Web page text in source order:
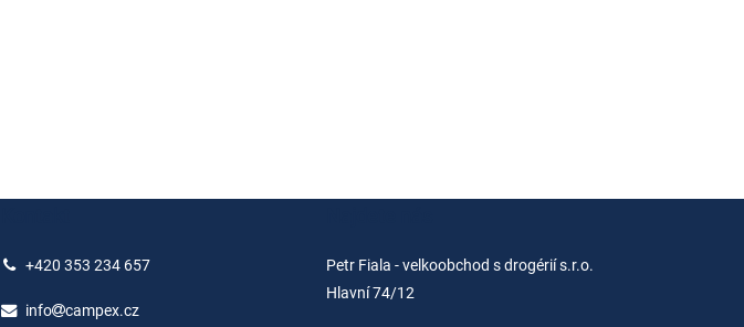
+420 353 234 657
info campex.cz
Petr Fiala - velkoobchod s drogérií s.r.o.
Hlavní 74/12